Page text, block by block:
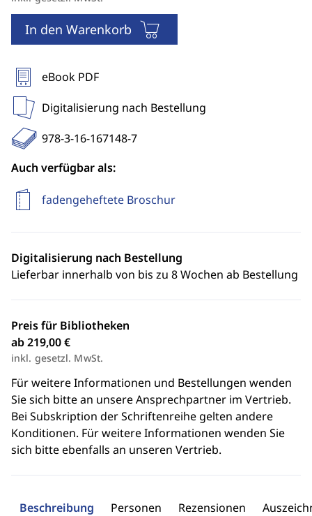
In den Warenkorb
eBook PDF
Digitalisierung nach Bestellung
978-3-16-167148-7
Auch verfügbar als:
fadengeheftete Broschur
Digitalisierung nach Bestellung
Lieferbar innerhalb von bis zu 8 Wochen ab Bestellung
Preis für Bibliotheken
ab 219,00 €
inkl. gesetzl. MwSt.
Für weitere Informationen und Bestellungen wenden
Sie sich bitte an unsere Ansprechpartner im Vertrieb.
Bei Subskription der Schriftenreihe gelten andere
Konditionen. Für weitere Informationen wenden Sie
sich bitte ebenfalls an unseren Vertrieb.
Beschreibung Personen Rezensionen